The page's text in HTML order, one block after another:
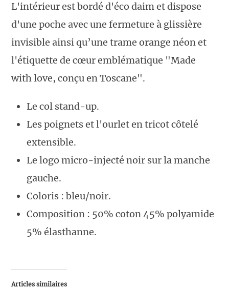
L'intérieur est bordé d'éco daim et dispose
d'une poche avec une fermeture à glissière
invisible ainsi qu’une trame orange néon et
l'étiquette de cœur emblématique "Made
with love, conçu en Toscane".
Le col stand-up.
Les poignets et l'ourlet en tricot côtelé
extensible.
Le logo micro-injecté noir sur la manche
gauche.
Coloris : bleu/noir.
Composition : 50% coton 45% polyamide
5% élasthanne.
Articles similaires